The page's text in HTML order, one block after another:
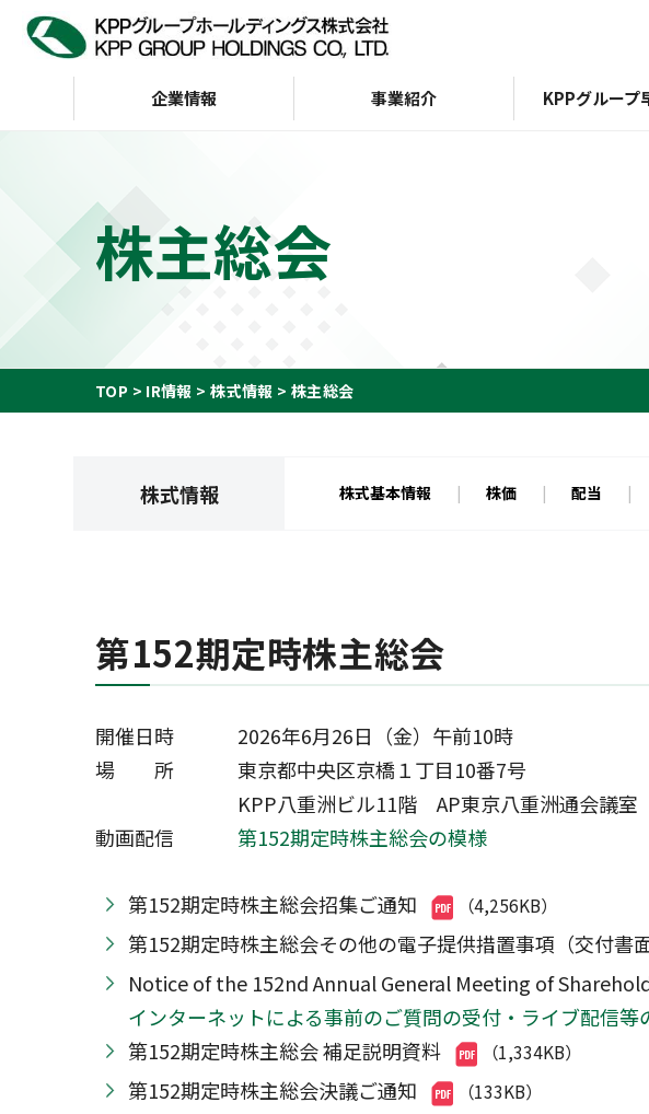
株主総会
TOP IR情報 株式情報 株主総会
株式情報 株式基本情報 株価 配当
第152期定時株主総会
開催日時 2026年6月26日（金）午前10時
場 所 東京都中央区京橋１丁目10番7号
KPP八重洲ビル11階 AP東京八重洲通会議室
動画配信 第152期定時株主総会の模様
第152期定時株主総会招集ご通知 （4,256KB）
第152期定時株主総会その他の電子提供措置事項（交付書
Notice of the 152nd Annual General Meeting of
インターネットによる事前のご質問の受付・ライブ配信等
第152期定時株主総会 補足説明資料
（1,334KB）
第152期定時株主総会決議ご通知 （133KB）
企業情報
トップメッセージ KPP GROUP WAY
企業情報 事業紹介 KPPグループ
IR情報
経営方針
KPPグループ憲章
ディスクロージャーポリ
キャッシュフロー
中期経営計画
統合報告書
サステナビリティ
サステナビリティビジョン